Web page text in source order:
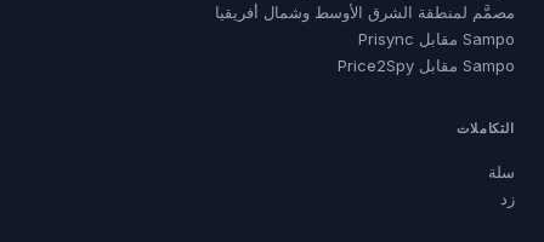
مصمَّم لمنطقة الشرق الأوسط وشمال أفريقيا
Sampo مقابل Prisync
Sampo مقابل Price2Spy
التكاملات
سلة
زد